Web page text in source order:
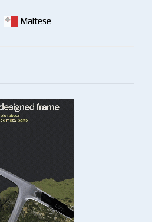
Maltese